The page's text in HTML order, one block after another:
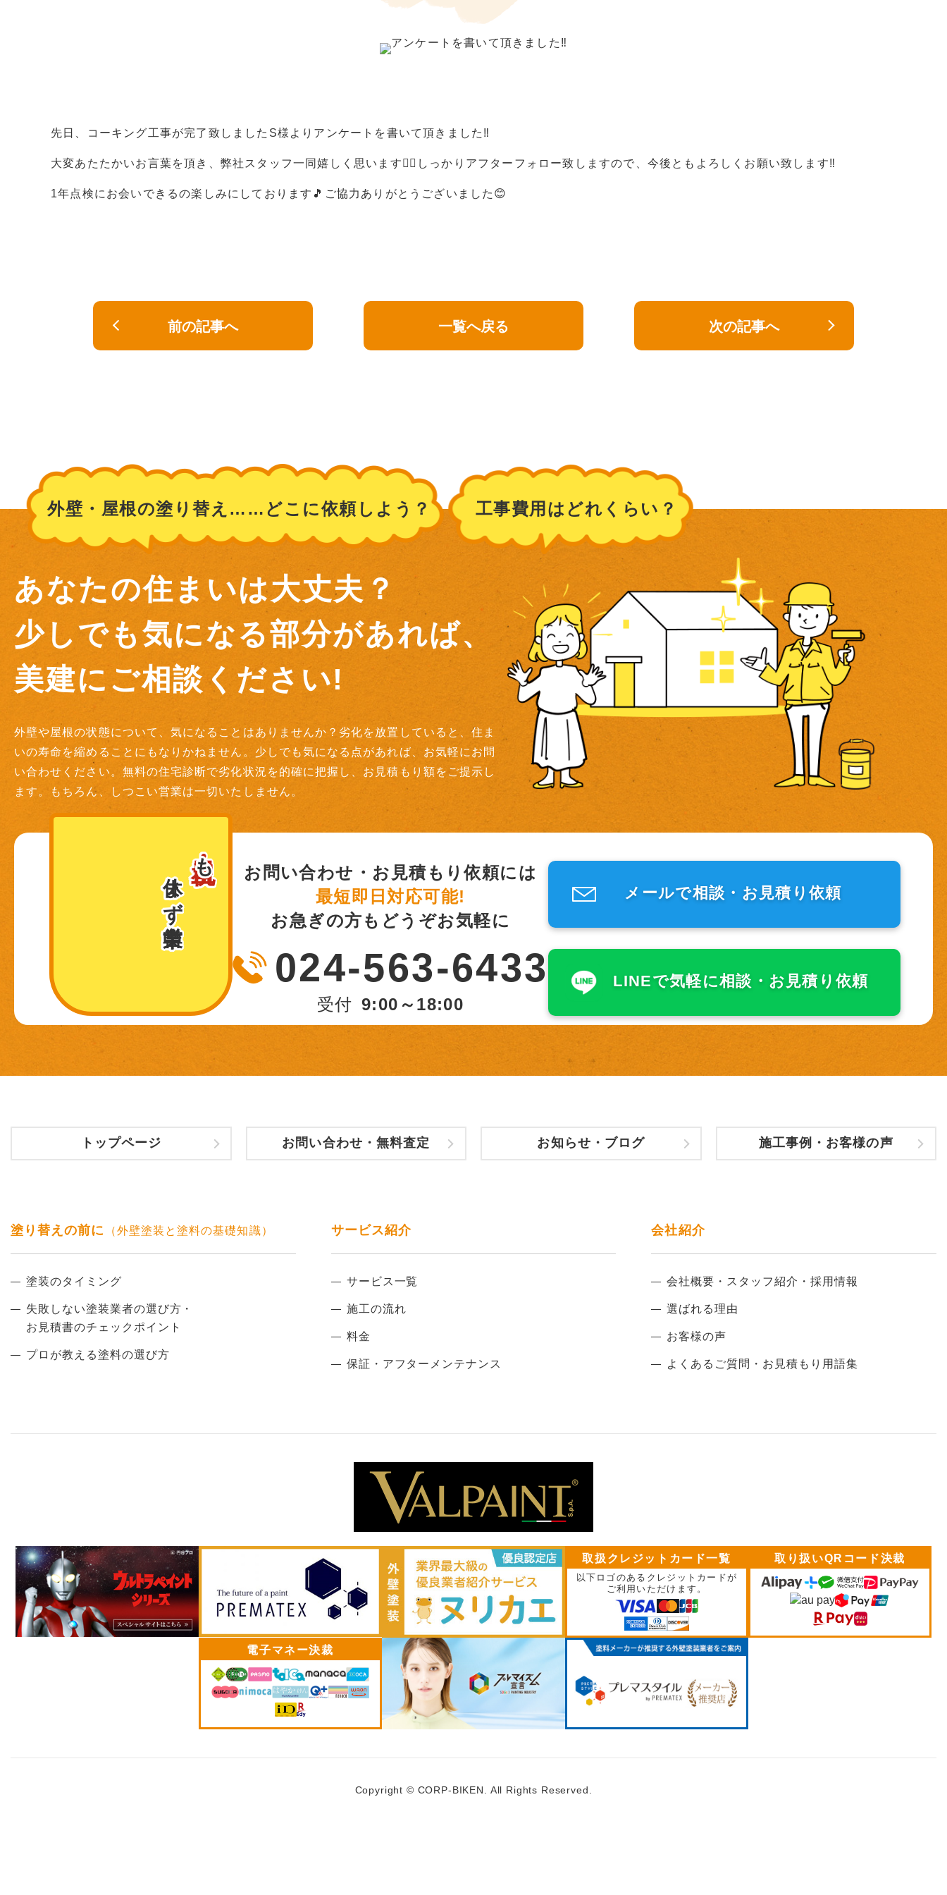
先日、コーキング工事が完了致しましたS様よりアンケートを書いて頂きました‼︎
大変あたたかいお言葉を頂き、弊社スタッフ一同嬉しく思います🙇‍♀️しっかりアフターフォロー致しますので、今後ともよろしくお願い致します‼︎
1年点検にお会いできるの楽しみにしております🎵ご協力ありがとうございました😊
前の記事へ 一覧へ戻る 次の記事へ
外壁・屋根の塗り替え……どこに依頼しよう？ 工事費用はどれくらい？
あなたの住まいは大丈夫？
少しでも気になる部分があれば、
美建にご相談ください!
外壁や屋根の状態について、気になることはありませんか？劣化を放置していると、住ま
いの寿命を縮めることにもなりかねません。少しでも気になる点があれば、お気軽にお問
い合わせください。無料の住宅診断で劣化状況を的確に把握し、お見積もり額をご提示し
ます。もちろん、しつこい営業は一切いたしません。
も
休まず営業中！
お問い合わせ・お見積もり依頼には
最短即日対応可能!
お急ぎの方もどうぞお気軽に
024-563-6433
受付 9:00～18:00
メールで相談・ お見積り依頼
LINEで気軽に相談・ お見積り依頼
トップページ お問い合わせ・無料査定 お知らせ・ブログ 施工事例・お客様の声
塗り替えの前に （外壁塗装と塗料の基礎知識）
塗装のタイミング
失敗しない塗装業者の選び方・
お見積書のチェックポイント
プロが教える塗料の選び方
サービス紹介
サービス一覧
施工の流れ
料金
保証・アフターメンテナンス
会社紹介
会社概要・スタッフ紹介・採用情報
選ばれる理由
お客様の声
よくあるご質問・お見積もり用語集
取扱クレジットカード一覧
以下ロゴのあるクレジットカードが
ご利用いただけます。
取り扱いQRコード決裁
電子マネー決裁
Copyright © CORP-BIKEN. All Rights Reserved.